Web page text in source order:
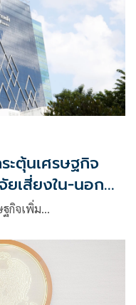
ะตุ้นเศรษฐกิจ
เสี่ยงใน-นอกทุบ
ฐกิจเพิ่ม…